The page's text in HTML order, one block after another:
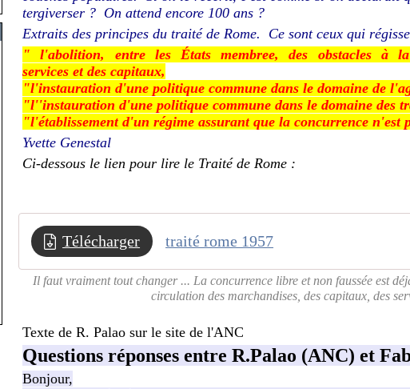
tergiverser ? On attend encore 100 ans ?
Extraits des principes du traité de Rome. Ce sont ceux qui
" l'abolition,
entre les États membree, des obstacles à la
services et des capitaux,
"l'instauration d'une politique commune dans le domaine de
"l''instauration d'une politique commune dans le domaine des
"l'établissement d'un régime assurant que la concurrence n'est
Yvette Genestal
Ci-dessous le lien pour lire le Traité de Rome :
Télécharger traité rome 1957
Il faut vraiment tout changer ... La concurrence libre et non faussée est
circulation des marchandises, des capitaux, des
Texte de R. Palao sur le site de l'ANC
Questions réponses entre R.Palao (ANC) et
Bonjour,